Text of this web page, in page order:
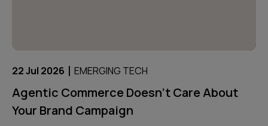
22 Jul 2026 | EMERGING TECH
Agentic Commerce Doesn’t Care About
Your Brand Campaign